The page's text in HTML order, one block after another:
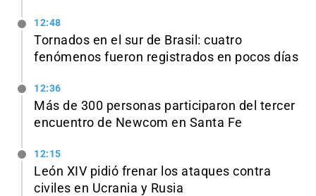
12:48
Tornados en el sur de Brasil: cuatro
fenómenos fueron registrados en pocos días
12:36
Más de 300 personas participaron del tercer
encuentro de Newcom en Santa Fe
12:15
León XIV pidió frenar los ataques contra
civiles en Ucrania y Rusia